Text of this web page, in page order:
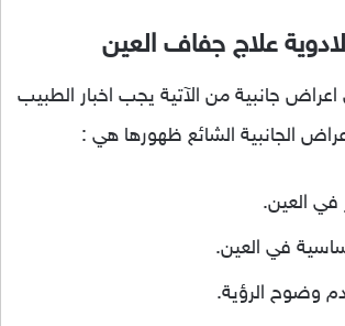
لادوية علاج جفاف العين
جانبية من الآتية يجب اخبار الطبيب
الجانبية الشائع ظهورها هي :
في العين.
في العين.
وضوح الرؤية.